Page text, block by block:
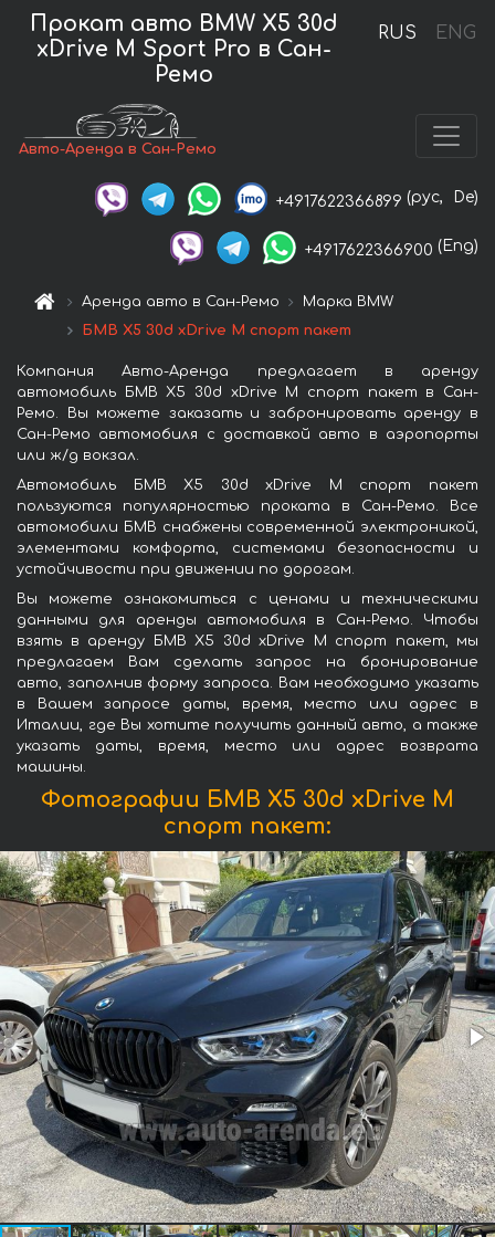
RUS ENG
Прокат авто BMW X5 30d
xDrive M Sport Pro в Сан-
Ремо
Авто-Аренда в Сан-Ремо
+4917622366899 (рус, De)
+4917622366900 (Eng)
Аренда авто в Сан-Ремо
Марка BMW
БМВ X5 30d xDrive M спорт пакет
Компания Авто-Аренда предлагает в аренду
автомобиль БМВ X5 30d xDrive M спорт пакет в Сан-
Ремо. Вы можете заказать и забронировать аренду в
Сан-Ремо автомобиля с доставкой авто в аэропорты
или ж/д вокзал.
Автомобиль БМВ X5 30d xDrive M спорт пакет
пользуются популярностью проката в Сан-Ремо. Все
автомобили БМВ снабжены современной электроникой,
элементами комфорта, системами безопасности и
устойчивости при движении по дорогам.
Вы можете ознакомиться с ценами и техническими
данными для аренды автомобиля в Сан-Ремо. Чтобы
взять в аренду БМВ X5 30d xDrive M спорт пакет, мы
предлагаем Вам сделать запрос на бронирование
авто, заполнив форму запроса. Вам необходимо указать
в Вашем запросе даты, время, место или адрес в
Италии, где Вы хотите получить данный авто, а также
указать даты, время, место или адрес возврата
машины.
Фотографии БМВ X5 30d xDrive M
спорт пакет: